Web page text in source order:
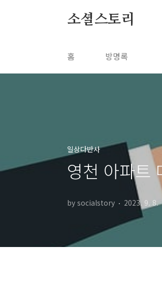
소셜스토리
홈 방명록
일상다반사
영천 아파트
by socialstory 2023. 9. 8.